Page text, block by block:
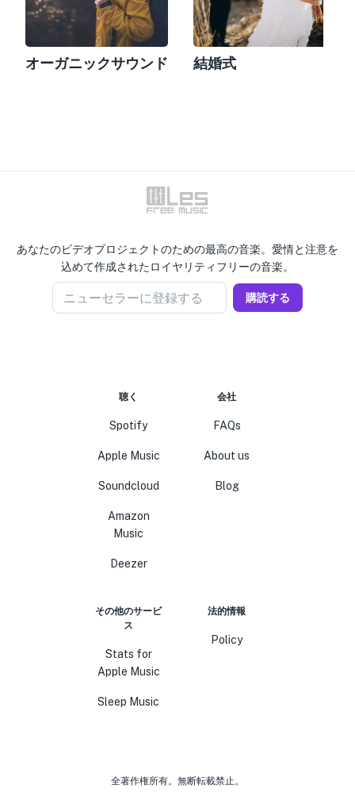
オーガニックサウンド 結婚式
あなたのビデオプロジェクトのための最高の音楽。愛情と注意を
込めて作成されたロイヤリティフリーの音楽。
ニューセラーに登録する 購読する
聴く
Spotify
Apple Music
Soundcloud
Amazon
Music
Deezer
会社
FAQs
About us
Blog
その他のサービ
ス
Stats for
Apple Music
Sleep Music
法的情報
Policy
全著作権所有。無断転載禁止。